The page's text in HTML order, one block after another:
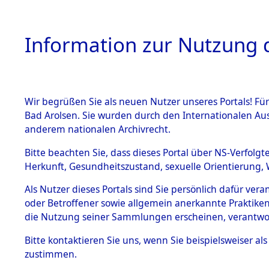
HOME
BESTÄNDE
Inhaftierungsdoku
mente
1.2.9 Beim ITS
verwahrte
1.2.9.1
Effekten aus
0005
Information zur Nutzung
Wir begrüßen Sie als neuen Nutzer unseres Portals!
Bad Arolsen. Sie wurden durch den Internationalen
anderem nationalen Archivrecht.
Bitte beachten Sie, dass dieses Portal über NS-
Herkunft, Gesundheitszustand, sexuelle
Als Nutzer dieses Portals sind Sie persönlich dafür
oder Betroffener sowie allgemein anerkannte
die Nutzung seiner Sammlungen erscheinen,
Bitte kontaktieren Sie uns, wenn Sie beispielsweiser
zustimmen.